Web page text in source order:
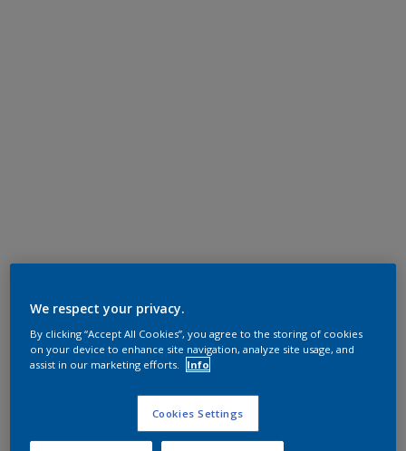
We respect your privacy.
By clicking “Accept All Cookies”, you agree to the storing of cookies
on your device to enhance site navigation, analyze site usage, and
assist in our marketing efforts.
Info
Cookies Settings